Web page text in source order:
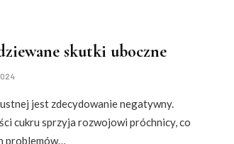
skutki uboczne
jest zdecydowanie negatywny.
cukru sprzyja rozwojowi próchnicy, co
problemów…